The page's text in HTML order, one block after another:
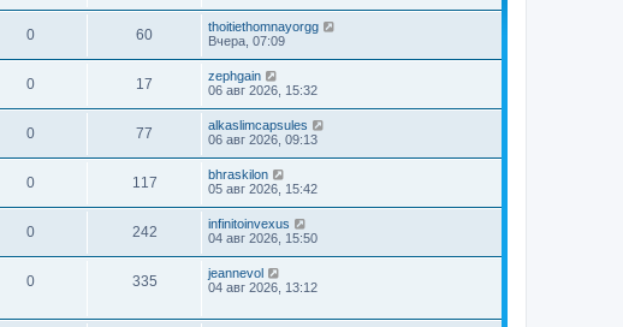
0 60
thoitiethomnayorgg
Вчера, 07:09
0 17
zephgain
06 авг 2026, 15:32
0 77
alkaslimcapsules
06 авг 2026, 09:13
0 117
bhraskilon
05 авг 2026, 15:42
0 242
infinitoinvexus
04 авг 2026, 15:50
0 335
jeannevol
04 авг 2026, 13:12